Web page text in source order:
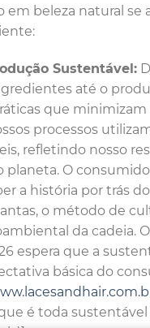
em beleza natural se
Sustentável:
até o
que
processos
refletindo nosso
planeta. O
a história por trás
o método de
da cadeia.
espera que a
básica do
é toda sustentável